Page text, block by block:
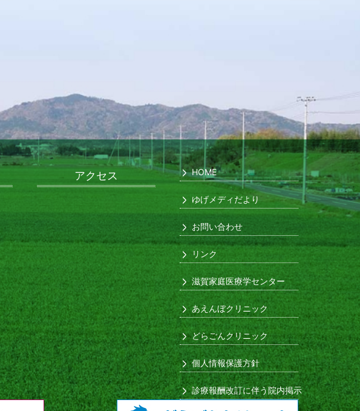
アクセス HOME
ゆげメディだより
お問い合わせ
リンク
滋賀家庭医療学センター
あえんぼクリニック
どらごんクリニック
個人情報保護方針
診療報酬改訂に伴う院内掲示